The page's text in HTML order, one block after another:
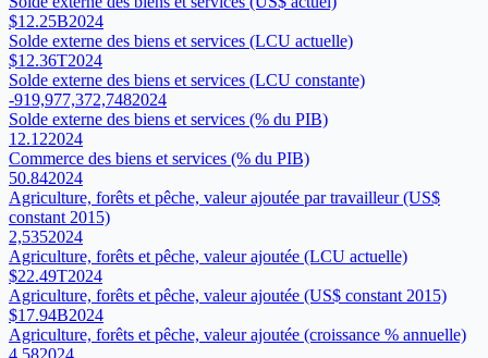
$12.25B2024
Solde externe des biens et services (LCU actuelle)
$12.36T2024
Solde externe des biens et services (LCU constante)
-919,977,372,7482024
Solde externe des biens et services (% du PIB)
12.122024
Commerce des biens et services (% du PIB)
50.842024
Agriculture, forêts et pêche, valeur ajoutée par travailleur (US$
constant 2015)
2,5352024
Agriculture, forêts et pêche, valeur ajoutée (LCU actuelle)
$22.49T2024
Agriculture, forêts et pêche, valeur ajoutée (US$ constant 2015)
$17.94B2024
Agriculture, forêts et pêche, valeur ajoutée (croissance % annuelle)
4.582024